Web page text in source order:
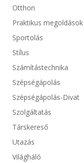
Otthon
Praktikus megoldások
Sportolás
Stílus
Számítástechnika
Szépségápolás
Szépségápolás-Divat
Szolgáltatás
Társkereső
Utazás
Világháló